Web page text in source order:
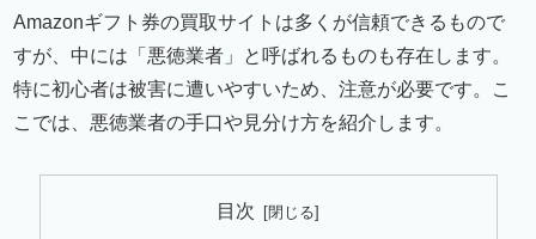
Amazonギフト券の買取サイトは多くが信頼できるもので
すが、中には「悪徳業者」と呼ばれるものも存在します。
特に初心者は被害に遭いやすいため、注意が必要です。こ
こでは、悪徳業者の手口や見分け方を紹介します。
目次